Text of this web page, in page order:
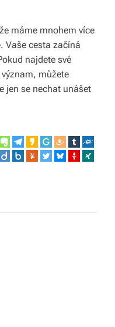
máme mnohem více
Vaše cesta začíná
najdete své
můžete
jen se nechat unášet